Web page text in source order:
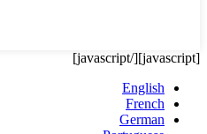
[javascript]
[/javascript]
English
French
German